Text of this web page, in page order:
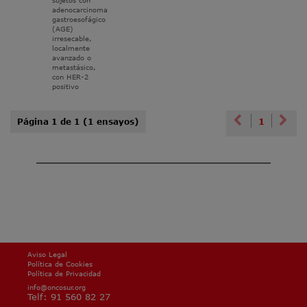
adenocarcinoma
gastroesofágico
(AGE)
irresecable,
localmente
avanzado o
metastásico,
con HER-2
positivo
Página 1 de 1 (1 ensayos) Previous
1
Aviso Legal
Política de Cookies
Política de Privacidad
info@oncosur.org
Telf: 91 560 82 27